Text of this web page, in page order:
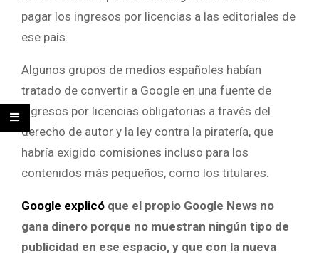
pagar los ingresos por licencias a las editoriales de
ese país.
Algunos grupos de medios españoles habían
tratado de convertir a Google en una fuente de
ingresos por licencias obligatorias a través del
derecho de autor y la ley contra la piratería, que
habría exigido comisiones incluso para los
contenidos más pequeños, como los titulares.
Google explicó que el propio Google News no
gana dinero porque no muestran ningún tipo de
publicidad en ese espacio, y que con la nueva